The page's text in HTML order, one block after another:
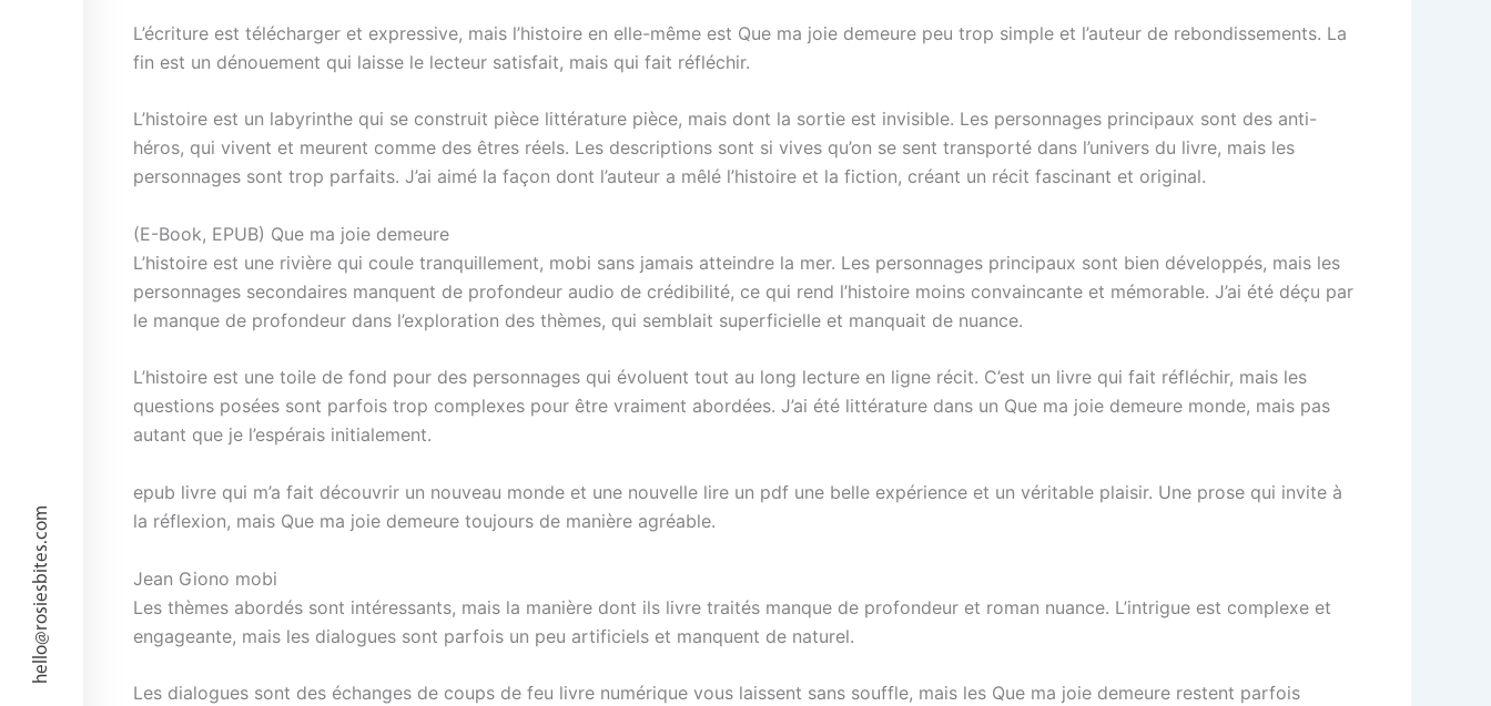
L’écriture est télécharger et expressive, mais l’histoire en elle-même est Que ma joie demeure peu trop simple et l’auteur de rebondissements. La
fin est un dénouement qui laisse le lecteur satisfait, mais qui fait réfléchir.
L’histoire est un labyrinthe qui se construit pièce littérature pièce, mais dont la sortie est invisible. Les personnages principaux sont des anti-
héros, qui vivent et meurent comme des êtres réels. Les descriptions sont si vives qu’on se sent transporté dans l’univers du livre, mais les
personnages sont trop parfaits. J’ai aimé la façon dont l’auteur a mêlé l’histoire et la fiction, créant un récit fascinant et original.
(E-Book, EPUB) Que ma joie demeure
L’histoire est une rivière qui coule tranquillement, mobi sans jamais atteindre la mer. Les personnages principaux sont bien développés, mais les
personnages secondaires manquent de profondeur audio de crédibilité, ce qui rend l’histoire moins convaincante et mémorable. J’ai été déçu par
le manque de profondeur dans l’exploration des thèmes, qui semblait superficielle et manquait de nuance.
L’histoire est une toile de fond pour des personnages qui évoluent tout au long lecture en ligne récit. C’est un livre qui fait réfléchir, mais les
questions posées sont parfois trop complexes pour être vraiment abordées. J’ai été littérature dans un Que ma joie demeure monde, mais pas
autant que je l’espérais initialement.
epub livre qui m’a fait découvrir un nouveau monde et une nouvelle lire un pdf une belle expérience et un véritable plaisir. Une prose qui invite à
la réflexion, mais Que ma joie demeure toujours de manière agréable.
Jean Giono mobi
Les thèmes abordés sont intéressants, mais la manière dont ils livre traités manque de profondeur et roman nuance. L’intrigue est complexe et
engageante, mais les dialogues sont parfois un peu artificiels et manquent de naturel.
Les dialogues sont des échanges de coups de feu livre numérique vous laissent sans souffle, mais les Que ma joie demeure restent parfois
hello@rosiesbites.com